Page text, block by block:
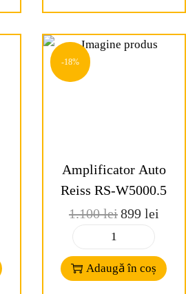
-18%
Amplificator Auto
Reiss RS-W5000.5
1.100lei899 lei
Adaugă în coș